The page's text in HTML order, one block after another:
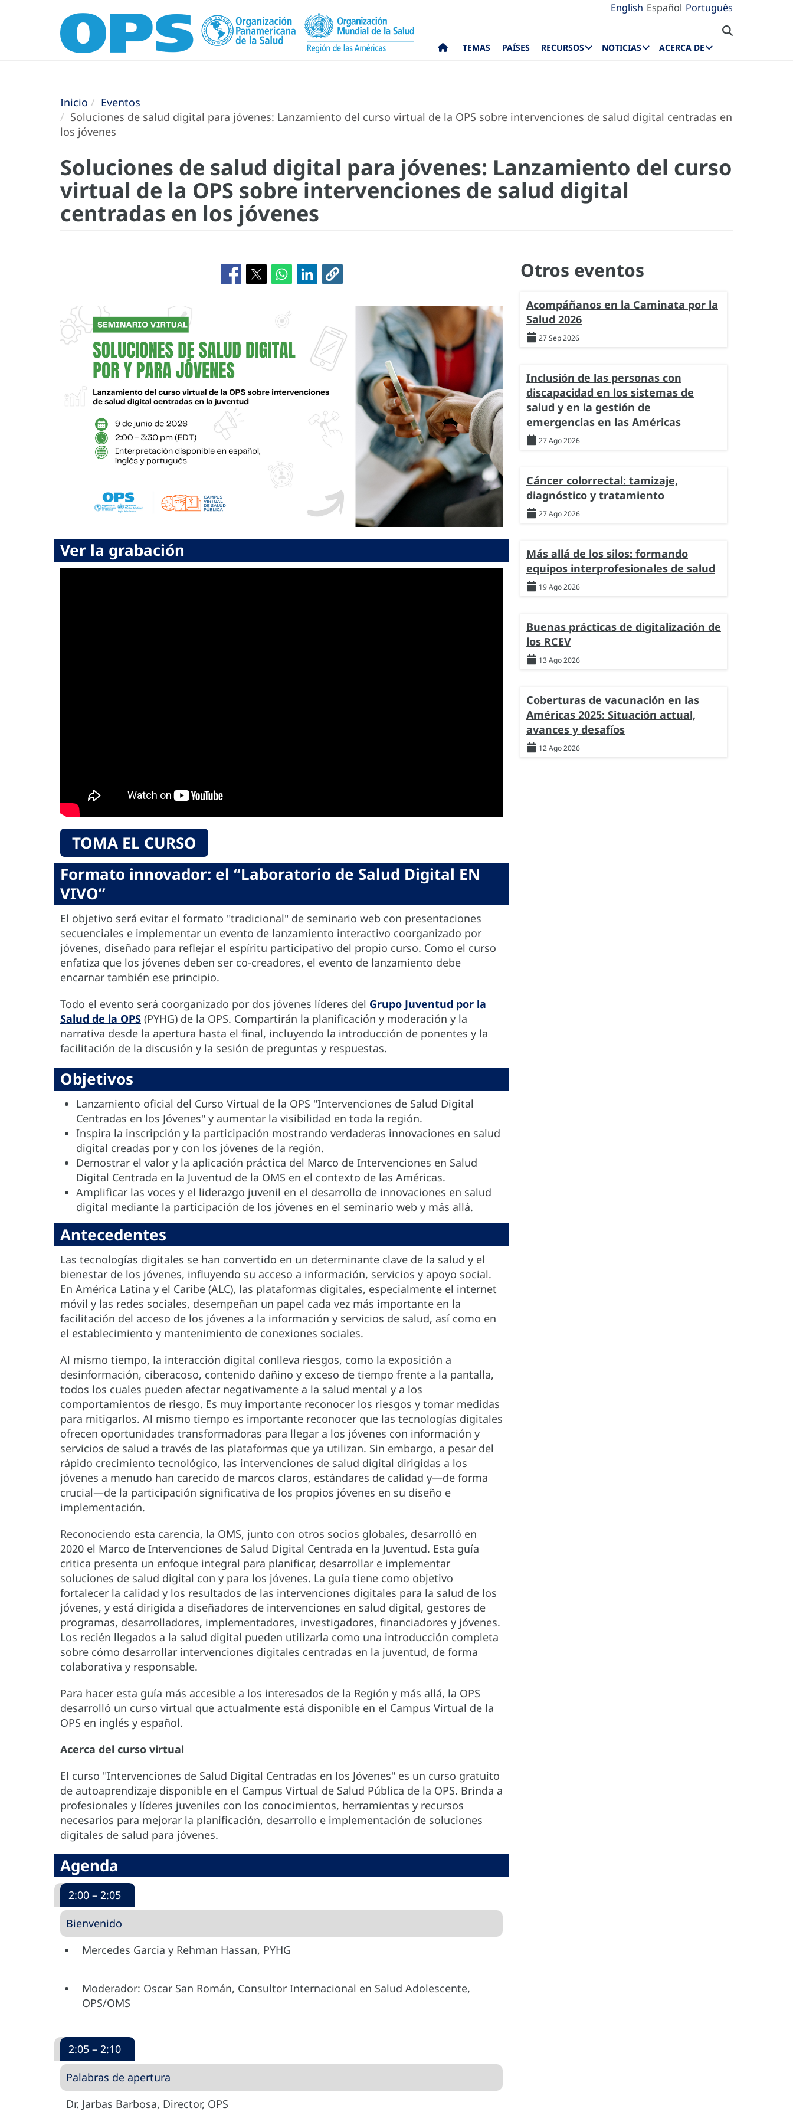
English Español Português
TEMAS PAÍSES RECURSOS NOTICIAS ACERCA DE
Inicio
Eventos
Soluciones de salud digital para jóvenes: Lanzamiento del curso virtual de la OPS sobre intervenciones de salud digital centradas en
los jóvenes
Soluciones de salud digital para jóvenes: Lanzamiento del curso
virtual de la OPS sobre intervenciones de salud digital
centradas en los jóvenes
Ver la grabación
TOMA EL CURSO
Formato innovador: el “Laboratorio de Salud Digital EN
VIVO”
El objetivo será evitar el formato "tradicional" de seminario web con presentaciones
secuenciales e implementar un evento de lanzamiento interactivo coorganizado por
jóvenes, diseñado para reflejar el espíritu participativo del propio curso. Como el curso
enfatiza que los jóvenes deben ser co-creadores, el evento de lanzamiento debe
encarnar también ese principio.
Todo el evento será coorganizado por dos jóvenes líderes del Grupo Juventud por la
Salud de la OPS (PYHG) de la OPS. Compartirán la planificación y moderación y la
narrativa desde la apertura hasta el final, incluyendo la introducción de ponentes y la
facilitación de la discusión y la sesión de preguntas y respuestas.
Objetivos
Lanzamiento oficial del Curso Virtual de la OPS "Intervenciones de Salud Digital
Centradas en los Jóvenes" y aumentar la visibilidad en toda la región.
Inspira la inscripción y la participación mostrando verdaderas innovaciones en salud
digital creadas por y con los jóvenes de la región.
Demostrar el valor y la aplicación práctica del Marco de Intervenciones en Salud
Digital Centrada en la Juventud de la OMS en el contexto de las Américas.
Amplificar las voces y el liderazgo juvenil en el desarrollo de innovaciones en salud
digital mediante la participación de los jóvenes en el seminario web y más allá.
Antecedentes
Las tecnologías digitales se han convertido en un determinante clave de la salud y el
bienestar de los jóvenes, influyendo su acceso a información, servicios y apoyo social.
En América Latina y el Caribe (ALC), las plataformas digitales, especialmente el internet
móvil y las redes sociales, desempeñan un papel cada vez más importante en la
facilitación del acceso de los jóvenes a la información y servicios de salud, así como en
el establecimiento y mantenimiento de conexiones sociales.
Al mismo tiempo, la interacción digital conlleva riesgos, como la exposición a
desinformación, ciberacoso, contenido dañino y exceso de tiempo frente a la pantalla,
todos los cuales pueden afectar negativamente a la salud mental y a los
comportamientos de riesgo. Es muy importante reconocer los riesgos y tomar medidas
para mitigarlos. Al mismo tiempo es importante reconocer que las tecnologías digitales
ofrecen oportunidades transformadoras para llegar a los jóvenes con información y
servicios de salud a través de las plataformas que ya utilizan. Sin embargo, a pesar del
rápido crecimiento tecnológico, las intervenciones de salud digital dirigidas a los
jóvenes a menudo han carecido de marcos claros, estándares de calidad y—de forma
crucial—de la participación significativa de los propios jóvenes en su diseño e
implementación.
Reconociendo esta carencia, la OMS, junto con otros socios globales, desarrolló en
2020 el Marco de Intervenciones de Salud Digital Centrada en la Juventud. Esta guía
critica presenta un enfoque integral para planificar, desarrollar e implementar
soluciones de salud digital con y para los jóvenes. La guía tiene como objetivo
fortalecer la calidad y los resultados de las intervenciones digitales para la salud de los
jóvenes, y está dirigida a diseñadores de intervenciones en salud digital, gestores de
programas, desarrolladores, implementadores, investigadores, financiadores y jóvenes.
Los recién llegados a la salud digital pueden utilizarla como una introducción completa
sobre cómo desarrollar intervenciones digitales centradas en la juventud, de forma
colaborativa y responsable.
Para hacer esta guía más accesible a los interesados de la Región y más allá, la OPS
desarrolló un curso virtual que actualmente está disponible en el Campus Virtual de la
OPS en inglés y español.
Acerca del curso virtual
El curso "Intervenciones de Salud Digital Centradas en los Jóvenes" es un curso gratuito
de autoaprendizaje disponible en el Campus Virtual de Salud Pública de la OPS. Brinda a
profesionales y líderes juveniles con los conocimientos, herramientas y recursos
necesarios para mejorar la planificación, desarrollo e implementación de soluciones
digitales de salud para jóvenes.
Agenda
2:00 – 2:05
Bienvenido
Mercedes Garcia y Rehman Hassan, PYHG
Moderador: Oscar San Román, Consultor Internacional en Salud Adolescente,
OPS/OMS
2:05 – 2:10
Palabras de apertura
Dr. Jarbas Barbosa, Director, OPS
Otros eventos
Acompáñanos en la Caminata por la
Salud 2026
27 Sep 2026
Inclusión de las personas con
discapacidad en los sistemas de
salud y en la gestión de
emergencias en las Américas
27 Ago 2026
Cáncer colorrectal: tamizaje,
diagnóstico y tratamiento
27 Ago 2026
Más allá de los silos: formando
equipos interprofesionales de salud
19 Ago 2026
Buenas prácticas de digitalización de
los RCEV
13 Ago 2026
Coberturas de vacunación en las
Américas 2025: Situación actual,
avances y desafíos
12 Ago 2026